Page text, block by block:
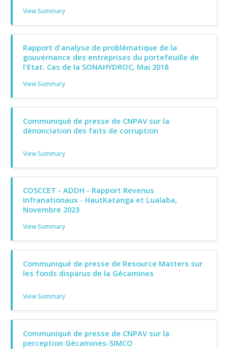
View Summary
Rapport d'analyse de problématique de la
gouvernance des entreprises du portefeuille de
l'Etat. Cas de la SONAHYDROC, Mai 2018
View Summary
Communiqué de presse de CNPAV sur la
dénonciation des faits de corruption
View Summary
COSCCET - ADDH - Rapport Revenus
Infranationaux - HautKatanga et Lualaba,
Novembre 2023
View Summary
Communiqué de presse de Resource Matters sur
les fonds disparus de la Gécamines
View Summary
Communiqué de presse de CNPAV sur la
perception Gécamines-SIMCO